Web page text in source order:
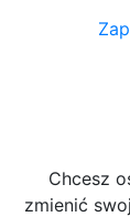
Chcesz
zmienić